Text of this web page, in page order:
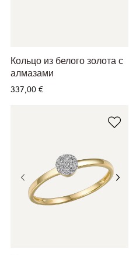
Кольцо из белого золота с
алмазами
337,00 €